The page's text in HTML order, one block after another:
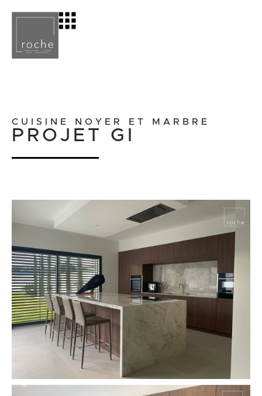
CUISINE NOYER ET MARBRE
PROJET GI